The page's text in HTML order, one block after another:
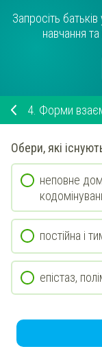
Запросіть
навчання
4. Форми
Обери, які
неповне
постійна і
епістаз,